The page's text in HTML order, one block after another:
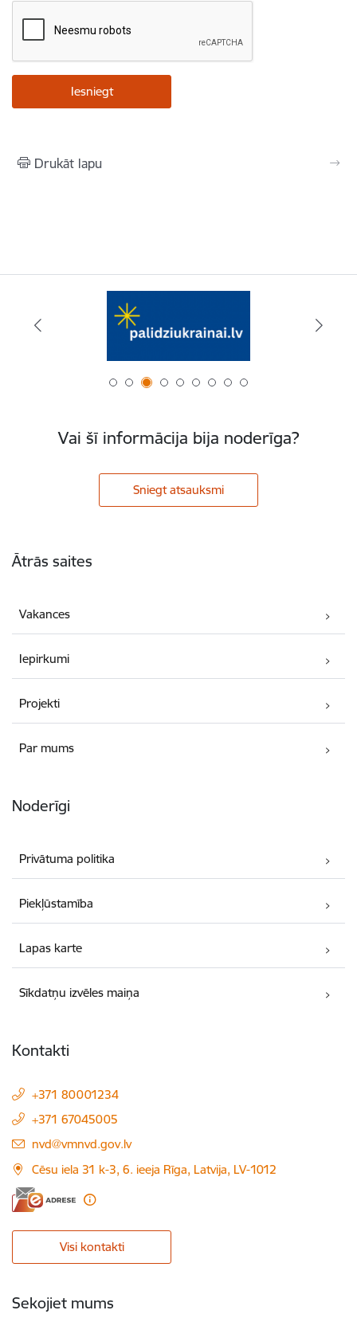
Drukāt lapu
Vai šī informācija bija noderīga?
Sniegt atsauksmi
Ātrās saites
Vakances
Iepirkumi
Projekti
Par mums
Noderīgi
Privātuma politika
Piekļūstamība
Lapas karte
Sīkdatņu izvēles maiņa
Kontakti
+371 80001234
+371 67045005
E-pasts:
nvd@vmnvd.gov.lv
Cēsu iela 31 k-3, 6. ieeja Rīga, Latvija, LV-1012
Visi kontakti
Sekojiet mums